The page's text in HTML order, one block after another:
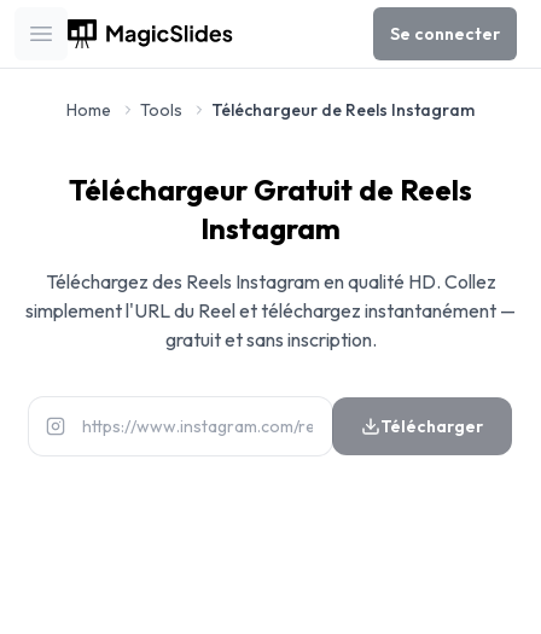
Open main menu
Se connecter
Home Tools Téléchargeur de Reels Instagram
Téléchargeur Gratuit de Reels
Instagram
Téléchargez des Reels Instagram en qualité HD. Collez
simplement l'URL du Reel et téléchargez instantanément —
gratuit et sans inscription.
Télécharger